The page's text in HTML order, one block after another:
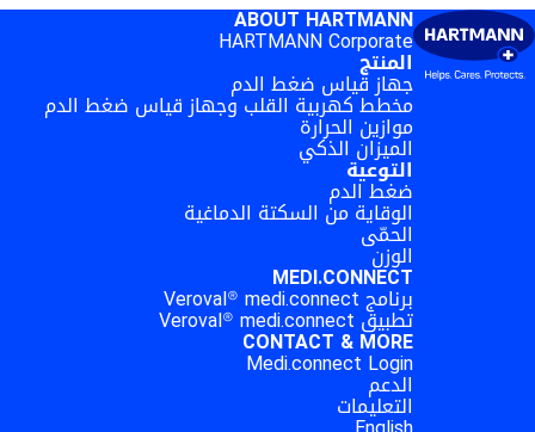
ABOUT HARTMANN
HARTMANN Corporate
المنتج
جهاز قياس ضغط الدم
مخطط كهربية القلب وجهاز قياس ضغط الدم
موازين الحرارة
الميزان الذكي
التوعية
ضغط الدم
الوقاية من السكتة الدماغية
الحمّى
الوزن
MEDI.CONNECT
برنامج Veroval® medi.connect
تطبيق Veroval® medi.connect
CONTACT & MORE
Medi.connect Login
الدعم
التعليمات